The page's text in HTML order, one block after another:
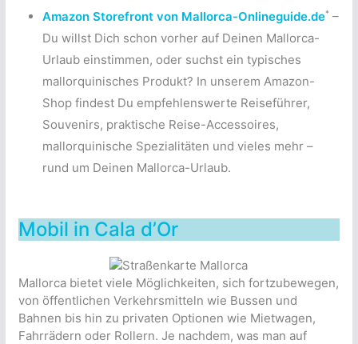
Amazon Storefront von Mallorca-Onlineguide.de*–
Du willst Dich schon vorher auf Deinen Mallorca-
Urlaub einstimmen, oder suchst ein typisches
mallorquinisches Produkt? In unserem Amazon-
Shop findest Du empfehlenswerte Reiseführer,
Souvenirs, praktische Reise-Accessoires,
mallorquinische Spezialitäten und vieles mehr –
rund um Deinen Mallorca-Urlaub.
Mobil in Cala d’Or
Mallorca bietet viele Möglichkeiten, sich fortzubewegen,
von öffentlichen Verkehrsmitteln wie Bussen und
Bahnen bis hin zu privaten Optionen wie Mietwagen,
Fahrrädern oder Rollern. Je nachdem, was man auf